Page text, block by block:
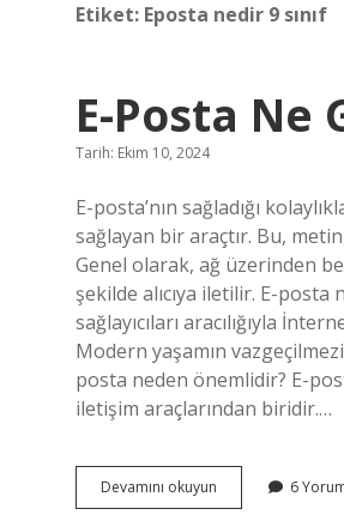
Etiket: Eposta nedir 9 sınıf
E-Posta Ne
Tarih: Ekim 10, 2024
E-posta’nın sağladığı
sağlayan bir araçtır. Bu,
Genel olarak, ağ üzerinden
şekilde alıcıya iletilir. E-
sağlayıcıları aracılığıyla
Modern yaşamın
posta neden önemlidir? E-
iletişim araçlarından biridir.…
Devamını okuyun
Posta
6